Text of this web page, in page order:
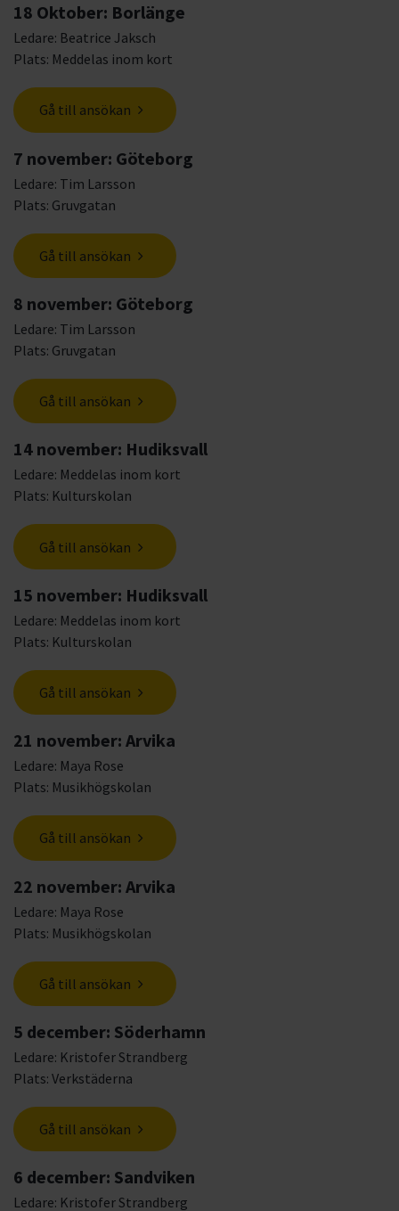
18 Oktober: Borlänge
Ledare: Beatrice Jaksch
Plats: Meddelas inom kort
Gå till ansökan
7 november: Göteborg
Ledare: Tim Larsson
Plats: Gruvgatan
Gå till ansökan
8 november: Göteborg
Ledare: Tim Larsson
Plats: Gruvgatan
Gå till ansökan
14 november: Hudiksvall
Ledare: Meddelas inom kort
Plats: Kulturskolan
Gå till ansökan
15 november: Hudiksvall
Ledare: Meddelas inom kort
Plats: Kulturskolan
Gå till ansökan
21 november: Arvika
Ledare: Maya Rose
Plats: Musikhögskolan
Gå till ansökan
22 november: Arvika
Ledare: Maya Rose
Plats: Musikhögskolan
Gå till ansökan
5 december: Söderhamn
Ledare: Kristofer Strandberg
Plats: Verkstäderna
Gå till ansökan
6 december: Sandviken
Ledare: Kristofer Strandberg